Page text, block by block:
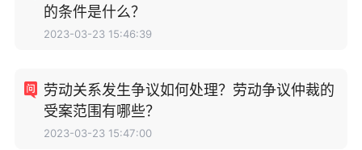
的条件是什么？
2023-03-23 15:46:39
劳动关系发生争议如何处理？劳动争议仲裁的
受案范围有哪些？
2023-03-23 15:47:00